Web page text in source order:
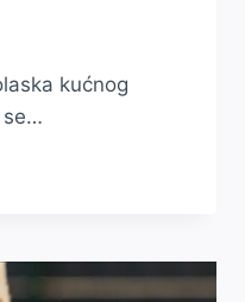
kućnog
se…